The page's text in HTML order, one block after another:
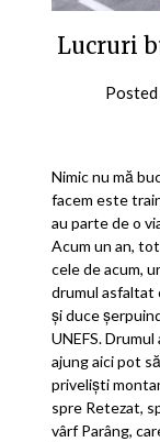
Lucruri
Nimic nu mă
facem este
au parte de o
Acum un an,
cele de acum,
drumul asfaltat
și duce
UNEFS.
ajung aici pot
priveliști
spre Retezat,
vârf Parâng,